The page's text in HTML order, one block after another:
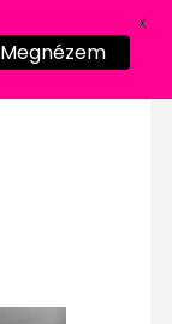
Megnézem
X